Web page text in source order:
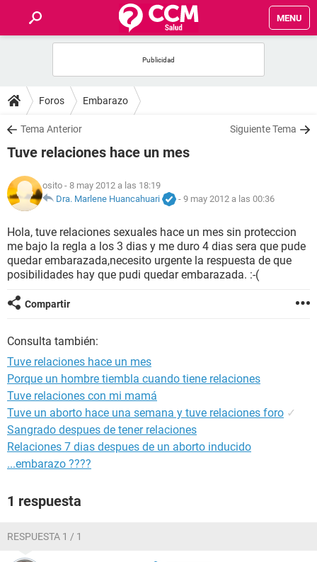
MENU
FOROS
SALUD
NUTRICIÓN
BIENESTAR
SEXUALIDAD
GLOSARIO
Foros Embarazo
Tema Anterior Siguiente Tema
Tuve relaciones hace un mes
osito - 8 may 2012 a las 18:19
Dra. Marlene Huancahuari
- 9 may 2012 a las 00:36
Hola, tuve relaciones sexuales hace un mes sin proteccion
me bajo la regla a los 3 dias y me duro 4 dias sera que pude
quedar embarazada,necesito urgente la respuesta de que
posibilidades hay que pudi quedar embarazada. :-(
Compartir
Consulta también:
Tuve relaciones hace un mes
Porque un hombre tiembla cuando tiene relaciones
Tuve relaciones con mi mamá
Tuve un aborto hace una semana y tuve relaciones foro ✓
Sangrado despues de tener relaciones
Relaciones 7 dias despues de un aborto inducido
...embarazo ????
1 respuesta
RESPUESTA 1 / 1